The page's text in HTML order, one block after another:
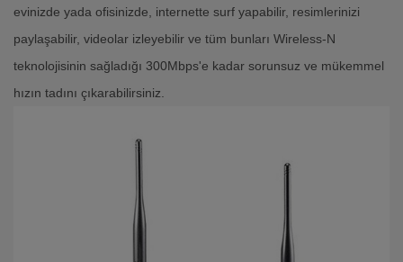
evinizde yada ofisinizde, internette surf yapabilir, resimlerinizi
paylaşabilir, videolar izleyebilir ve tüm bunları Wireless-N
teknolojisinin sağladığı 300Mbps'e kadar sorunsuz ve mükemmel
hızın tadını çıkarabilirsiniz.